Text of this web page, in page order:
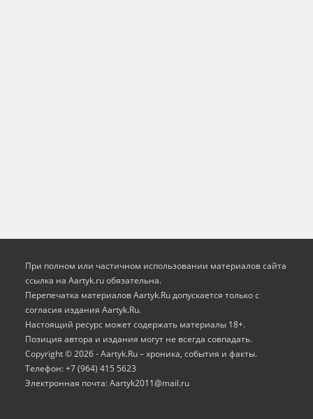
При полном или частичном использовании материалов сайта
ссылка на Aartyk.ru oбязательна.
Перепечатка материалов Aartyk.Ru допускается только с
согласия издания Aartyk.Ru.
Настоящий ресурс может содержать материалы 18+.
Позиция автора и издания могут не всегда совпадать.
Copyright © 2026 - Aartyk.Ru – хроника, события и факты.
Телефон: +7 (964) 415 5623
Электронная почта: Aartyk2011@mail.ru